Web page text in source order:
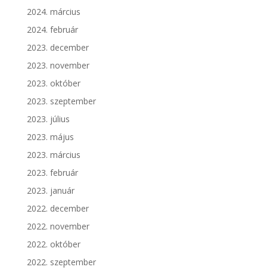
2024. március
2024. február
2023. december
2023. november
2023. október
2023. szeptember
2023. július
2023. május
2023. március
2023. február
2023. január
2022. december
2022. november
2022. október
2022. szeptember